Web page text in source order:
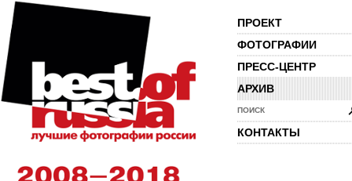
ПРОЕКТ
ФОТОГРАФИИ
ПРЕСС-ЦЕНТР
АРХИВ
ПОИСК
КОНТАКТЫ